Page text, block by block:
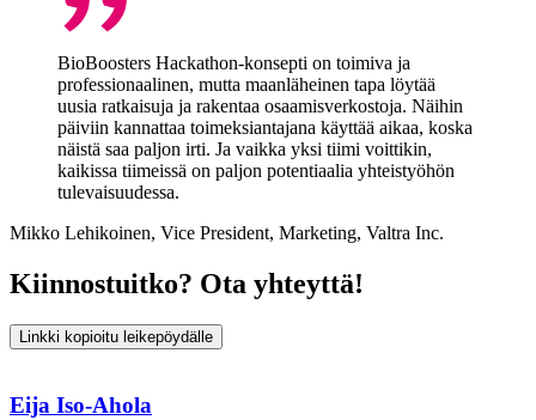
BioBoosters Hackathon-konsepti on toimiva ja
professionaalinen, mutta maanläheinen tapa löytää
uusia ratkaisuja ja rakentaa osaamisverkostoja. Näihin
päiviin kannattaa toimeksiantajana käyttää aikaa, koska
näistä saa paljon irti. Ja vaikka yksi tiimi voittikin,
kaikissa tiimeissä on paljon potentiaalia yhteistyöhön
tulevaisuudessa.
Mikko Lehikoinen, Vice President, Marketing, Valtra Inc.
Kiinnostuitko? Ota yhteyttä!
Linkki kopioitu leikepöydälle
Eija Iso-Ahola